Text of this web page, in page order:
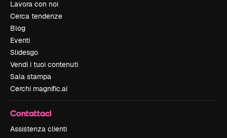
Lavora con noi
Cerca tendenze
Blog
Eventi
Slidesgo
Vendi i tuoi contenuti
Sala stampa
Cerchi magnific.ai
Contattaci
Assistenza clienti